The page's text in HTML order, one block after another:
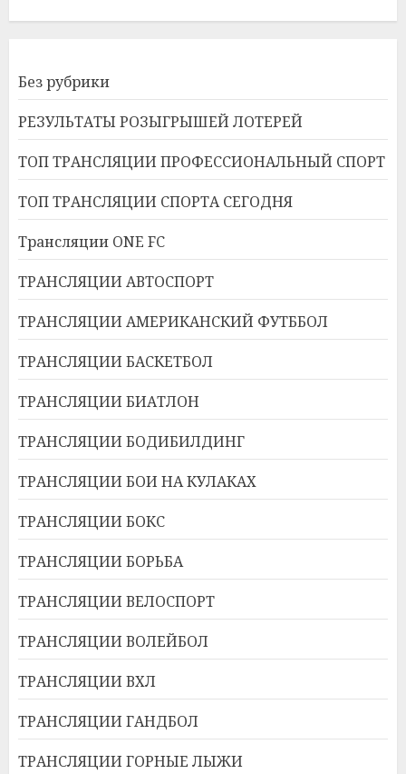
Без рубрики
РЕЗУЛЬТАТЫ РОЗЫГРЫШЕЙ ЛОТЕРЕЙ
ТОП ТРАНСЛЯЦИИ ПРОФЕССИОНАЛЬНЫЙ СПОРТ
ТОП ТРАНСЛЯЦИИ СПОРТА СЕГОДНЯ
Трансляции ONE FC
ТРАНСЛЯЦИИ АВТОСПОРТ
ТРАНСЛЯЦИИ АМЕРИКАНСКИЙ ФУТББОЛ
ТРАНСЛЯЦИИ БАСКЕТБОЛ
ТРАНСЛЯЦИИ БИАТЛОН
ТРАНСЛЯЦИИ БОДИБИЛДИНГ
ТРАНСЛЯЦИИ БОИ НА КУЛАКАХ
ТРАНСЛЯЦИИ БОКС
ТРАНСЛЯЦИИ БОРЬБА
ТРАНСЛЯЦИИ ВЕЛОСПОРТ
ТРАНСЛЯЦИИ ВОЛЕЙБОЛ
ТРАНСЛЯЦИИ ВХЛ
ТРАНСЛЯЦИИ ГАНДБОЛ
ТРАНСЛЯЦИИ ГОРНЫЕ ЛЫЖИ